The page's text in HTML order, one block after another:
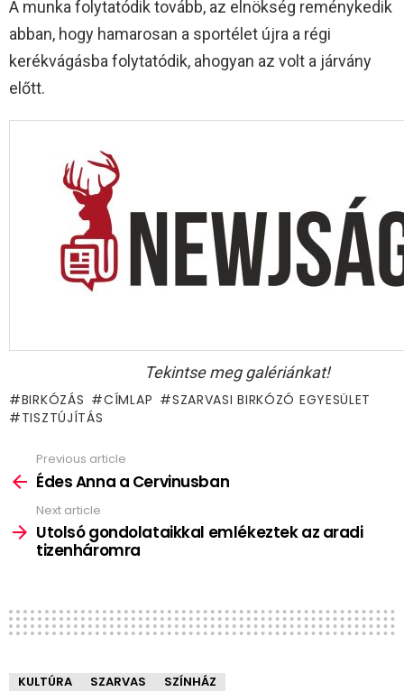
A munka folytatódik tovább, az elnökség reménykedik
abban, hogy hamarosan a sportélet újra a régi
kerékvágásba folytatódik, ahogyan az volt a járvány
előtt.
Tekintse meg galériánkat!
BIRKÓZÁS CÍMLAP
SZARVASI BIRKÓZÓ EGYESÜLET
TISZTÚJÍTÁS
more
Previous article
Édes Anna a Cervinusban
Next article
Utolsó gondolataikkal emlékeztek az aradi
tizenháromra
KULTÚRA SZARVAS SZÍNHÁZ